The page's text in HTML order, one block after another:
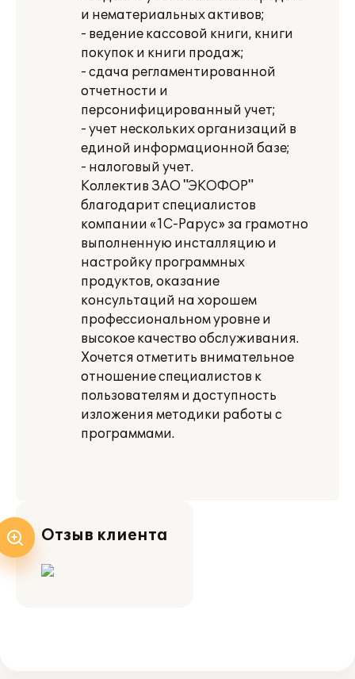
и нематериальных активов;
- ведение кассовой книги, книги
покупок и книги продаж;
- сдача регламентированной
отчетности и
персонифицированный учет;
- учет нескольких организаций в
единой информационной базе;
- налоговый учет.
Коллектив ЗАО "ЭКОФОР"
благодарит специалистов
компании «1С-Рарус» за грамотно
выполненную инсталляцию и
настройку программных
продуктов, оказание
консультаций на хорошем
профессиональном уровне и
высокое качество обслуживания.
Хочется отметить внимательное
отношение специалистов к
пользователям и доступность
изложения методики работы с
программами.
Отзыв клиента